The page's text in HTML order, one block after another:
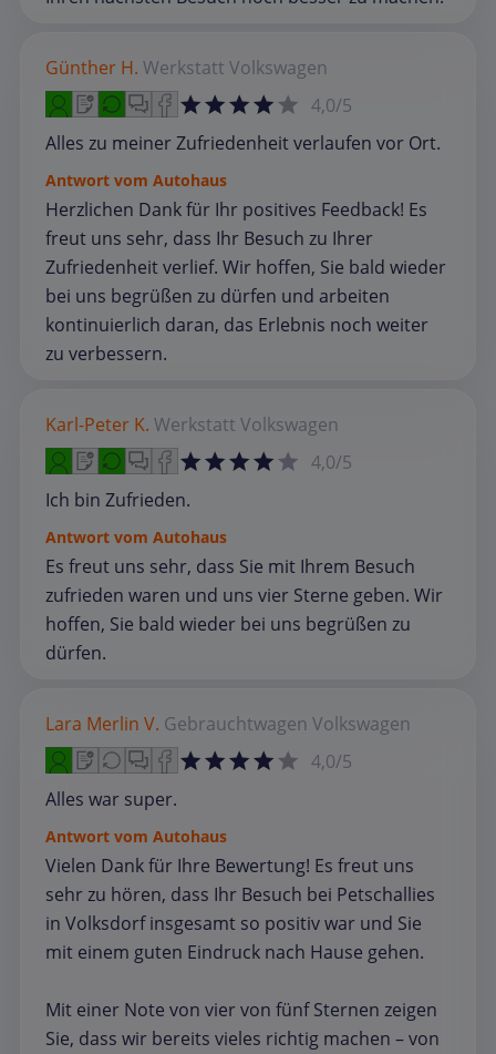
Günther H. Werkstatt Volkswagen
4,0/5
Alles zu meiner Zufriedenheit verlaufen vor Ort.
Antwort vom Autohaus
Herzlichen Dank für Ihr positives Feedback! Es
freut uns sehr, dass Ihr Besuch zu Ihrer
Zufriedenheit verlief. Wir hoffen, Sie bald wieder
bei uns begrüßen zu dürfen und arbeiten
kontinuierlich daran, das Erlebnis noch weiter
zu verbessern.
Karl-Peter K. Werkstatt Volkswagen
4,0/5
Ich bin Zufrieden.
Antwort vom Autohaus
Es freut uns sehr, dass Sie mit Ihrem Besuch
zufrieden waren und uns vier Sterne geben. Wir
hoffen, Sie bald wieder bei uns begrüßen zu
dürfen.
Lara Merlin V. Gebrauchtwagen Volkswagen
4,0/5
Alles war super.
Antwort vom Autohaus
Vielen Dank für Ihre Bewertung! Es freut uns
sehr zu hören, dass Ihr Besuch bei Petschallies
in Volksdorf insgesamt so positiv war und Sie
mit einem guten Eindruck nach Hause gehen.
Mit einer Note von vier von fünf Sternen zeigen
Sie, dass wir bereits vieles richtig machen – von